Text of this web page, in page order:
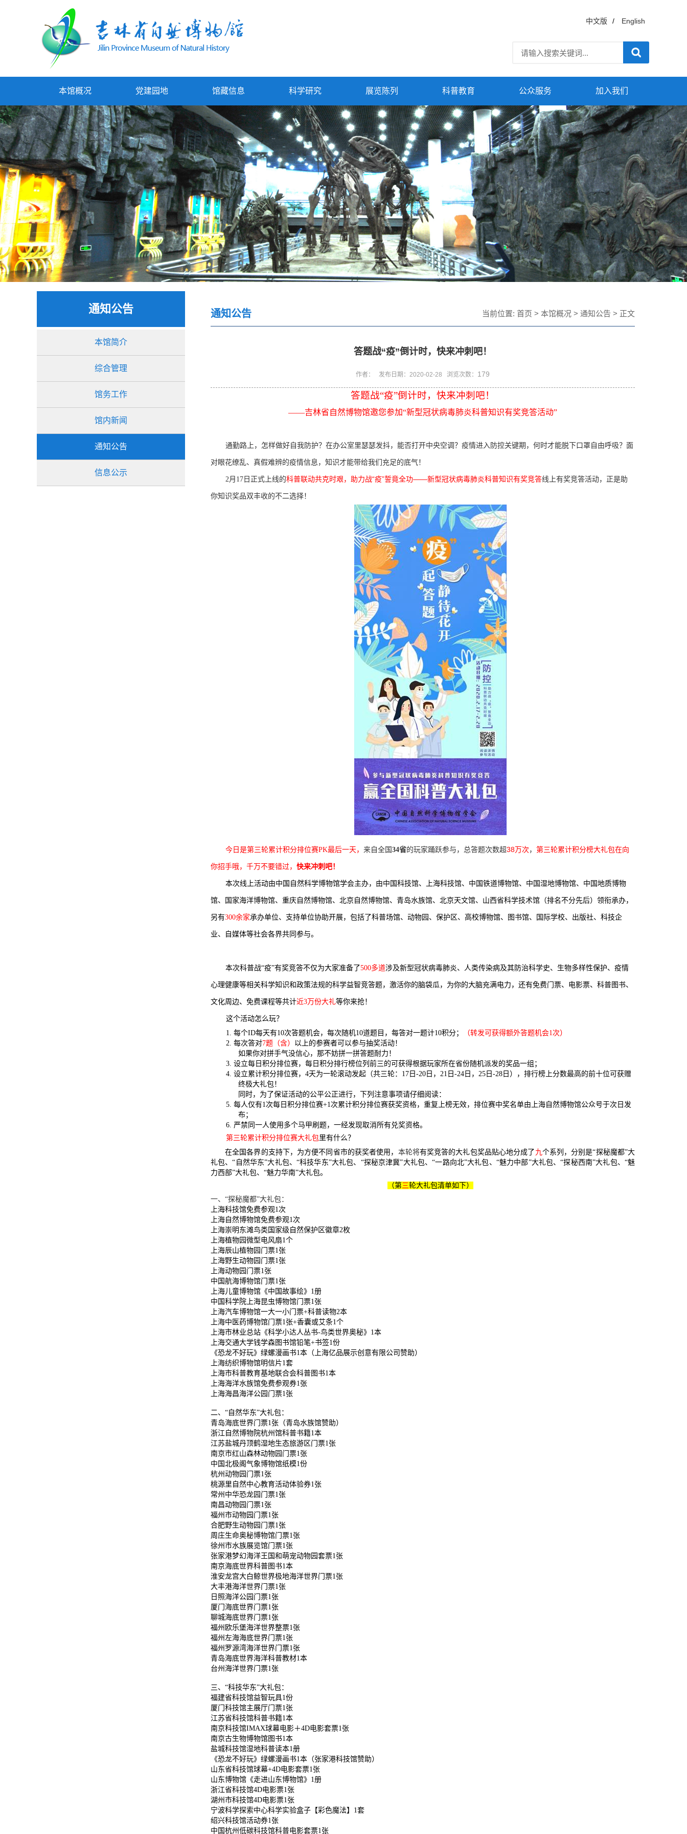
中文版 / English
本馆概况 党建园地 馆藏信息 科学研究 展览陈列 科普教育 公众服务 加入我们
通知公告
本馆简介
综合管理
馆务工作
馆内新闻
通知公告
信息公示
通知公告 当前位置: 首页 > 本馆概况 > 通知公告 > 正文
答题战“疫”倒计时，快来冲刺吧！
作者： 发布日期：2020-02-28 浏览次数： 179
答题战“疫”倒计时，快来冲刺吧！
——吉林省自然博物馆邀您参加“新型冠状病毒肺炎科普知识有奖竞答活动”
通勤路上，怎样做好自我防护？在办公室里瑟瑟发抖，能否打开中央空调？疫情进入防控关键期，何时才能脱下口罩自由呼吸？面
对眼花缭乱、真假难辨的疫情信息，知识才能带给我们充足的底气！
2月17日正式上线的科普联动共克时艰，助力战“疫”誓竟全功——新型冠状病毒肺炎科普知识有奖竞答线上有奖竞答活动，正是助
你知识奖品双丰收的不二选择！
今日是第三轮累计积分排位赛PK最后一天，来自全国34省的玩家踊跃参与，总答题次数超38万次 ，第三轮累计积分榜大礼包在向
你招手哦，千万不要错过， 快来冲刺吧！
本次线上活动由中国自然科学博物馆学会主办，由中国科技馆、上海科技馆、中国铁道博物馆、中国湿地博物馆、中国地质博物
馆、国家海洋博物馆、重庆自然博物馆、北京自然博物馆、青岛水族馆、北京天文馆、山西省科学技术馆（排名不分先后）领衔承办，
另有300余家承办单位、支持单位协助开展，包括了科普场馆、动物园、保护区、高校博物馆、图书馆、国际学校、出版社、科技企
业、自媒体等社会各界共同参与。
本次科普战“疫”有奖竞答不仅为大家准备了500多道涉及新型冠状病毒肺炎、人类传染病及其防治科学史、生物多样性保护、疫情
心理健康等相关科学知识和政策法规的科学益智竞答题，激活你的脑袋瓜，为你的大脑充满电力，还有免费门票、电影票、科普图书、
文化周边、免费课程等共计近3万份大礼等你来抢！
这个活动怎么玩？
1. 每个ID每天有10次答题机会，每次随机10道题目，每答对一题计10积分；
（转发可获得额外答题机会1次）
2. 每次答对7题（含） 以上的参赛者可以参与抽奖活动！
如果你对拼手气没信心，那不妨拼一拼答题耐力！
3. 设立每日积分排位赛，每日积分排行榜位列前三的可获得根据玩家所在省份随机派发的奖品一组；
4. 设立累计积分排位赛，4天为一轮滚动发起（共三轮：17日-20日，21日-24日，25日-28日），排行榜上分数最高的前十位可获赠
终极大礼包！
同时，为了保证活动的公平公正进行，下列注意事项请仔细阅读：
5. 每人仅有1次每日积分排位赛+1次累计积分排位赛获奖资格，重复上榜无效，排位赛中奖名单由上海自然博物馆公众号于次日发
布；
6. 严禁同一人使用多个马甲刷题，一经发现取消所有兑奖资格。
第三轮累计积分排位赛大礼包里有什么？
在全国各界的支持下，为方便不同省市的获奖者使用， 本轮将有奖竞答的大礼包奖品贴心地分成了九个系列，分别是“探秘魔都”大
礼包、“自然华东”大礼包、“科技华东”大礼包、 “探秘京津冀”大礼包、“一路向北”大礼包、“魅力中部”大礼包、“探秘西南”大礼包、 “魅
力西部”大礼包、“魅力华南”大礼包。
（第三轮大礼包清单如下）
一、“探秘魔都”大礼包：
上海科技馆免费参观1次
上海自然博物馆免费参观1次
上海崇明东滩鸟类国家级自然保护区徽章2枚
上海植物园微型电风扇1个
上海辰山植物园门票1张
上海野生动物园门票1张
上海动物园门票1张
中国航海博物馆门票1张
上海儿童博物馆《中国故事绘》1册
中国科学院上海昆虫博物馆门票1张
上海汽车博物馆一大一小门票+科普读物2本
上海中医药博物馆门票1张+香囊或艾条1个
上海市林业总站《科学小达人丛书-鸟类世界奥秘》1本
上海交通大学钱学森图书馆铅笔+书签1份
《恐龙不好玩》绿螺漫画书1本（上海亿品展示创意有限公司赞助）
上海纺织博物馆明信片1套
上海市科普教育基地联合会科普图书1本
上海海洋水族馆免费参观券1张
上海海昌海洋公园门票1张
二、“自然华东”大礼包：
青岛海底世界门票1张（青岛水族馆赞助）
浙江自然博物院杭州馆科普书籍1本
江苏盐城丹顶鹤湿地生态旅游区门票1张
南京市红山森林动物园门票1张
中国北极阁气象博物馆纸模1份
杭州动物园门票1张
桃源里自然中心教育活动体验券1张
常州中华恐龙园门票1张
南昌动物园门票1张
福州市动物园门票1张
合肥野生动物园门票1张
周庄生命奥秘博物馆门票1张
徐州市水族展览馆门票1张
张家港梦幻海洋王国和萌宠动物园套票1张
南京海底世界科普图书1本
淮安龙宫大白鲸世界极地海洋世界门票1张
大丰港海洋世界门票1张
日照海洋公园门票1张
厦门海底世界门票1张
聊城海底世界门票1张
福州欧乐堡海洋世界整票1张
福州左海海底世界门票1张
福州罗源湾海洋世界门票1张
青岛海底世界海洋科普教材1本
台州海洋世界门票1张
三、“科技华东”大礼包：
福建省科技馆益智玩具1份
厦门科技馆主展厅门票1张
江苏省科技馆科普书籍1本
南京科技馆IMAX球幕电影＋4D电影套票1张
南京古生物博物馆图书1本
盐城科技馆湿地科普读本1册
《恐龙不好玩》绿螺漫画书1本（张家港科技馆赞助）
山东省科技馆球幕+4D电影套票1张
山东博物馆《走进山东博物馆》1册
浙江省科技馆4D电影票1张
湖州市科技馆4D电影票1张
宁波科学探索中心科学实验盒子【彩色魔法】1套
绍兴科技馆活动券1张
中国杭州低碳科技馆科普电影套票1张